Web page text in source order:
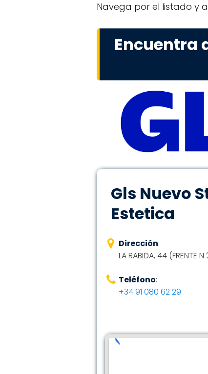
Navega por el listado y
Encuentra
Gls Nuevo
Estetica
Dirección:
LA RABIDA, 44
Teléfono:
+34 91 080 62 29